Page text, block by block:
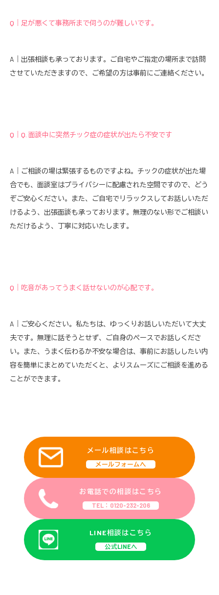
Q｜足が悪くて事務所まで伺うのが難しいです。
A｜出張相談も承っております。ご自宅やご指定の場所まで訪問
させていただきますので、ご希望の方は事前にご連絡ください。
Q｜Q. 面談中に突然チック症の症状が出たら不安です
A｜ご相談の場は緊張するものですよね。チックの症状が出た場
合でも、面談室はプライバシーに配慮された空間ですので、どう
ぞご安心ください。また、ご自宅でリラックスしてお話しいただ
けるよう、出張面談も承っております。無理のない形でご相談い
ただけるよう、丁寧に対応いたします。
Q｜吃音があってうまく話せないのが心配です。
A｜ご安心ください。私たちは、ゆっくりお話しいただいて大丈
夫です。無理に話そうとせず、ご自身のペースでお話しくださ
い。また、うまく伝わるか不安な場合は、事前にお話ししたい内
容を簡単にまとめていただくと、よりスムーズにご相談を進める
ことができます。
メール相談はこちら
メールフォームへ
お電話での相談はこちら
TEL：0120-232-206
LINE相談はこちら
公式LINEへ